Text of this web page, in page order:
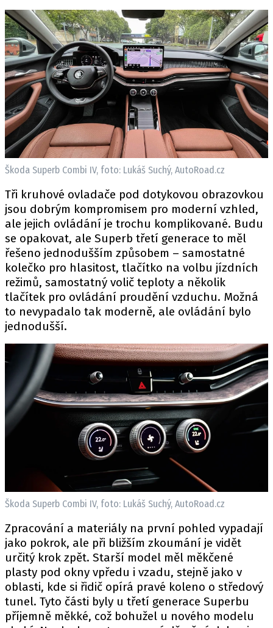
Škoda Superb Combi IV, foto: Lukáš Suchý, AutoRoad.cz
Tři kruhové ovladače pod dotykovou obrazovkou
jsou dobrým kompromisem pro moderní vzhled,
ale jejich ovládání je trochu komplikované. Budu
se opakovat, ale Superb třetí generace to měl
řešeno jednodušším způsobem – samostatné
kolečko pro hlasitost, tlačítko na volbu jízdních
režimů, samostatný volič teploty a několik
tlačítek pro ovládání proudění vzduchu. Možná
to nevypadalo tak moderně, ale ovládání bylo
jednodušší.
Škoda Superb Combi IV, foto: Lukáš Suchý, AutoRoad.cz
Zpracování a materiály na první pohled vypadají
jako pokrok, ale při bližším zkoumání je vidět
určitý krok zpět. Starší model měl měkčené
plasty pod okny vpředu i vzadu, stejně jako v
oblasti, kde si řidič opírá pravé koleno o středový
tunel. Tyto části byly u třetí generace Superbu
příjemně měkké, což bohužel u nového modelu